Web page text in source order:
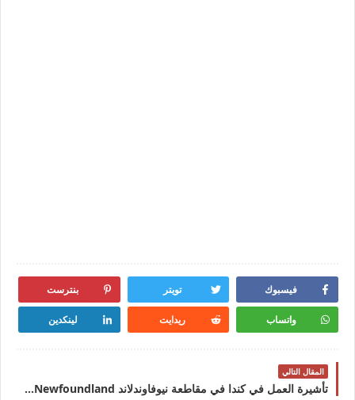
فيسبوك تويتر بنترست
واتساب ريدايت لينكدين
المقال التالي
تأشيرة العمل في كندا في مقاطعة نيوفاوندلاند Visa Newfoundland